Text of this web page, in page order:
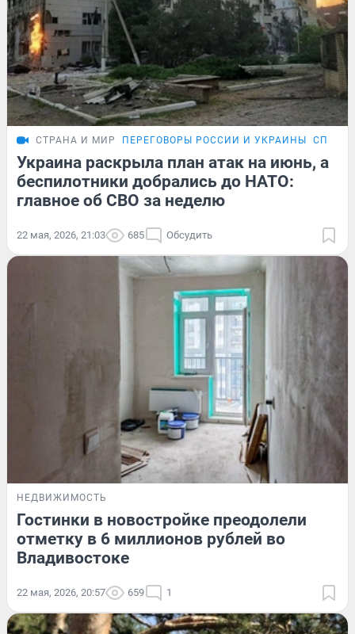
СТРАНА И МИР ПЕРЕГОВОРЫ РОССИИ И УКРАИНЫ
Украина раскрыла план атак на июнь, а
беспилотники добрались до НАТО:
главное об СВО за неделю
22 мая, 2026, 21:03 685 Обсудить
НЕДВИЖИМОСТЬ
Гостинки в новостройке преодолели
отметку в 6 миллионов рублей во
Владивостоке
22 мая, 2026, 20:57 659 1